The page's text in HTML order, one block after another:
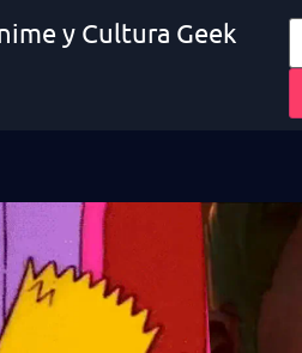
y Cultura Geek